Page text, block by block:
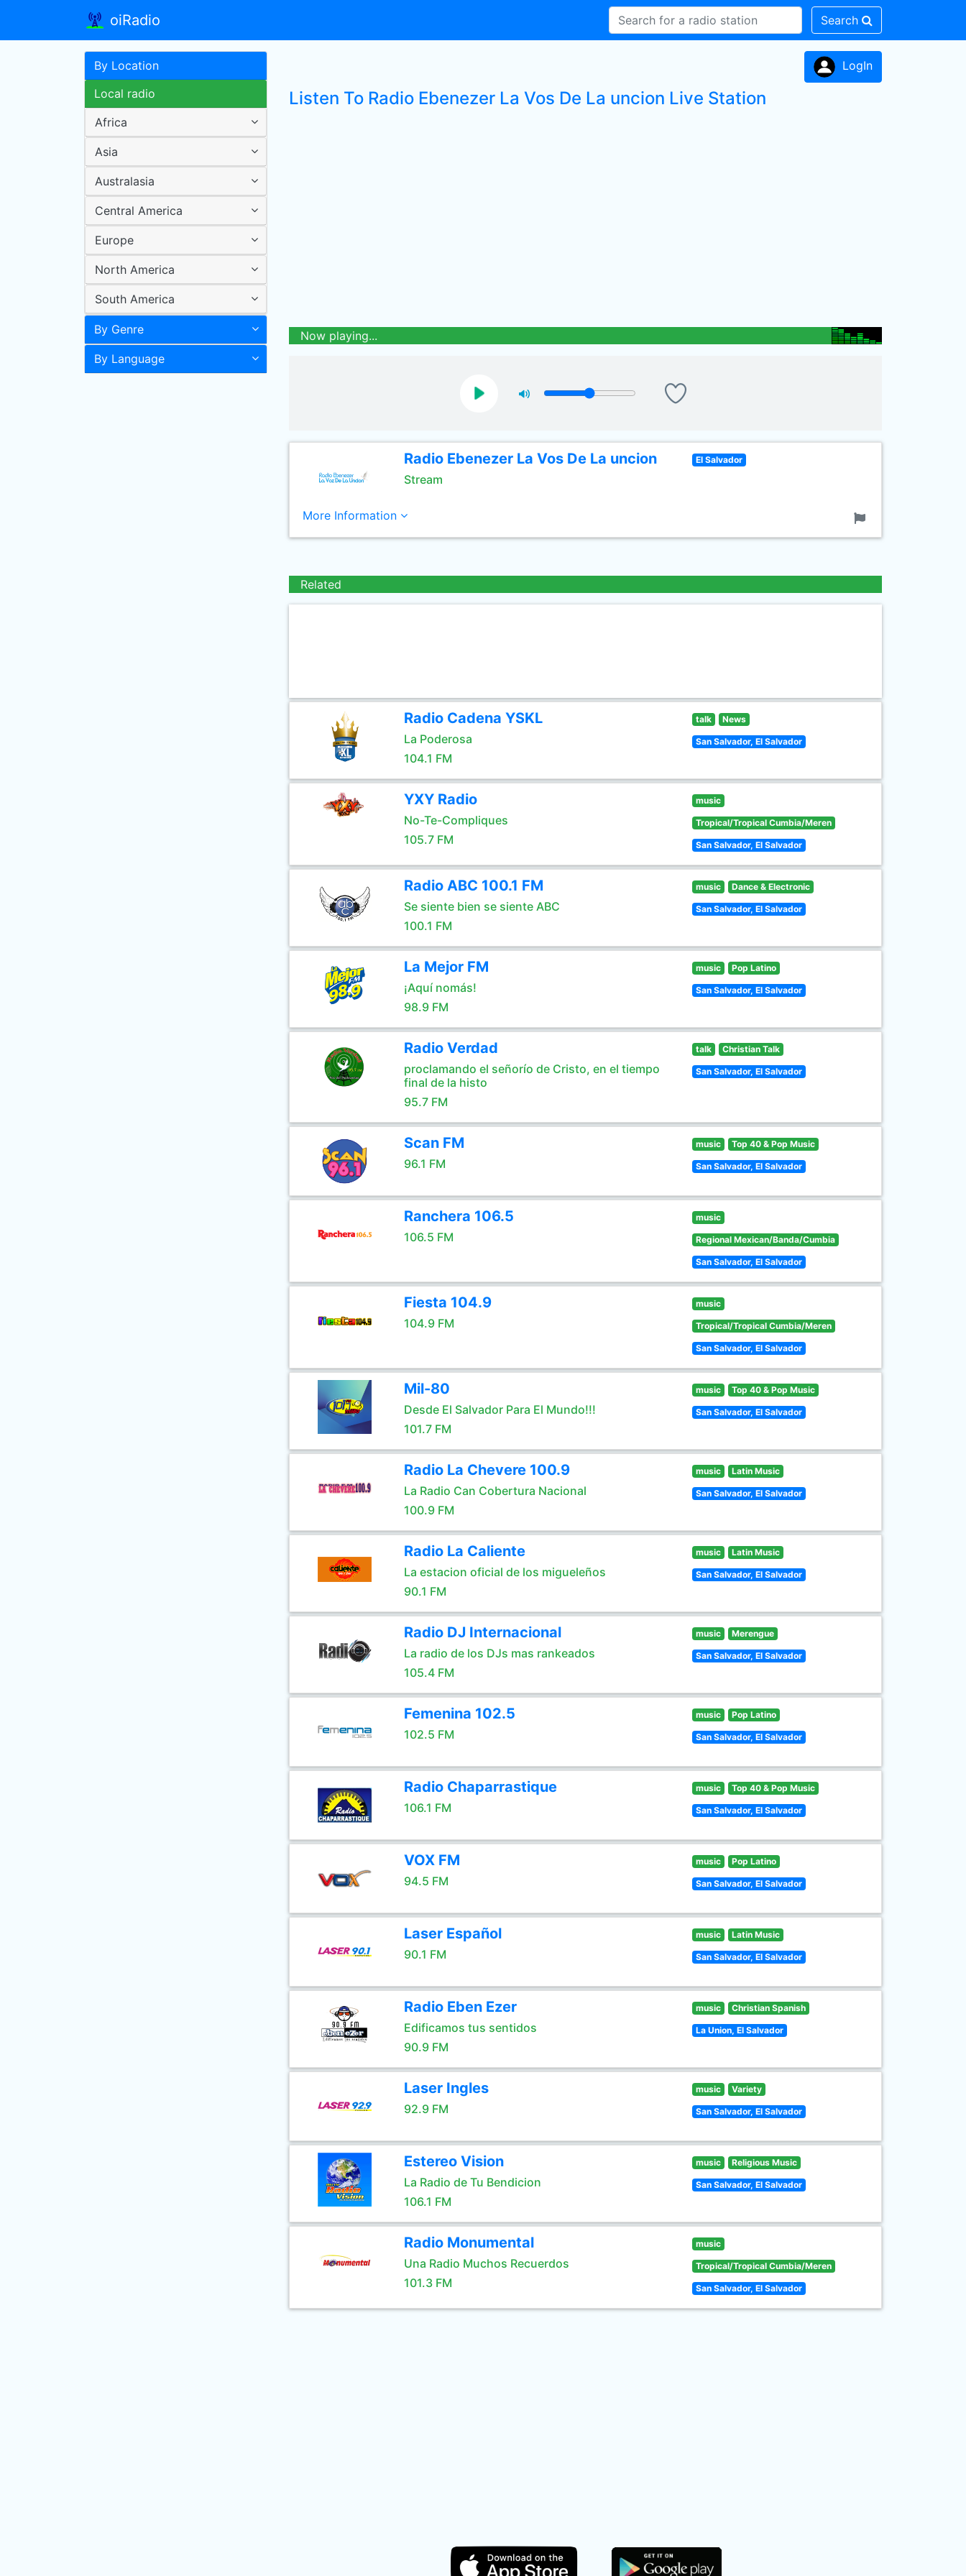
oiRadio Search
By Location
Local radio
Africa
Asia
Australasia
Central America
Europe
North America
South America
By Genre
By Language
LogIn
Listen To Radio Ebenezer La Vos De La uncion Live Station
Now playing...
Radio Ebenezer La Vos De La uncion
Stream
El Salvador
More Information
Related
Radio Cadena YSKL
La Poderosa
104.1 FM
talk News
San Salvador, El Salvador
YXY Radio
No-Te-Compliques
105.7 FM
music
Tropical/Tropical Cumbia/Meren
San Salvador, El Salvador
Radio ABC 100.1 FM
Se siente bien se siente ABC
100.1 FM
music Dance & Electronic
San Salvador, El Salvador
La Mejor FM
¡Aquí nomás!
98.9 FM
music Pop Latino
San Salvador, El Salvador
Radio Verdad
proclamando el señorío de Cristo, en el tiempo
final de la histo
95.7 FM
talk Christian Talk
San Salvador, El Salvador
Scan FM
96.1 FM
music Top 40 & Pop Music
San Salvador, El Salvador
Ranchera 106.5
106.5 FM
music
Regional Mexican/Banda/Cumbia
San Salvador, El Salvador
Fiesta 104.9
104.9 FM
music
Tropical/Tropical Cumbia/Meren
San Salvador, El Salvador
Mil-80
Desde El Salvador Para El Mundo!!!
101.7 FM
music Top 40 & Pop Music
San Salvador, El Salvador
Radio La Chevere 100.9
La Radio Can Cobertura Nacional
100.9 FM
music Latin Music
San Salvador, El Salvador
Radio La Caliente
La estacion oficial de los migueleños
90.1 FM
music Latin Music
San Salvador, El Salvador
Radio DJ Internacional
La radio de los DJs mas rankeados
105.4 FM
music Merengue
San Salvador, El Salvador
Femenina 102.5
102.5 FM
music Pop Latino
San Salvador, El Salvador
Radio Chaparrastique
106.1 FM
music Top 40 & Pop Music
San Salvador, El Salvador
VOX FM
94.5 FM
music Pop Latino
San Salvador, El Salvador
Laser Español
90.1 FM
music Latin Music
San Salvador, El Salvador
Radio Eben Ezer
Edificamos tus sentidos
90.9 FM
music Christian Spanish
La Union, El Salvador
Laser Ingles
92.9 FM
music Variety
San Salvador, El Salvador
Estereo Vision
La Radio de Tu Bendicion
106.1 FM
music Religious Music
San Salvador, El Salvador
Radio Monumental
Una Radio Muchos Recuerdos
101.3 FM
music
Tropical/Tropical Cumbia/Meren
San Salvador, El Salvador